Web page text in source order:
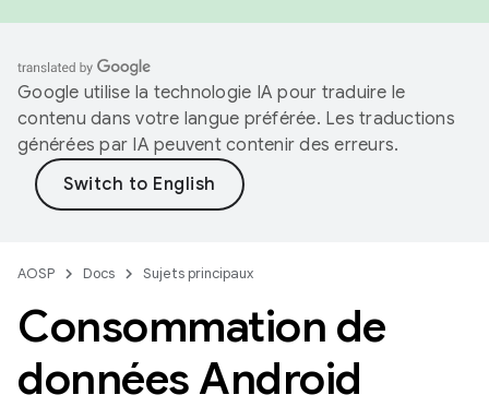
Google utilise la technologie IA pour traduire le
contenu dans votre langue préférée. Les traductions
générées par IA peuvent contenir des erreurs.
AOSP Docs Sujets principaux
Consommation de
données Android